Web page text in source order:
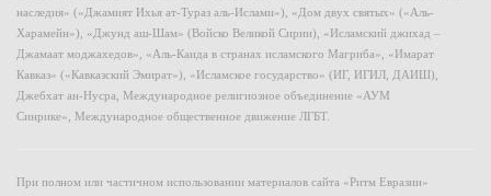
наследия» («Джамият Ихья ат-Тураз аль-Ислами»), «Дом двух святых» («Аль-
Харамейн»), «Джунд аш-Шам» (Войско Великой Сирии), «Исламский джихад –
Джамаат моджахедов», «Аль-Каида в странах исламского Магриба», «Имарат
Кавказ» («Кавказский Эмират»), «Исламское государство» (ИГ, ИГИЛ, ДАИШ),
Джебхат ан-Нусра, Международное религиозное объединение «АУМ
Синрике», Международное общественное движение ЛГБТ.
При полном или частичном использовании материалов сайта «Ритм Евразии»